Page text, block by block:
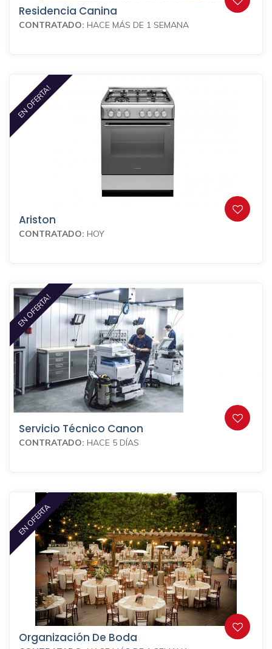
Residencia Canina
CONTRATADO: HACE MÁS DE 1 SEMANA
EN OFERTA!
Ariston
CONTRATADO: HOY
EN OFERTA!
Servicio Técnico Canon
CONTRATADO: HACE 5 DÍAS
EN OFERTA
Organización De Boda